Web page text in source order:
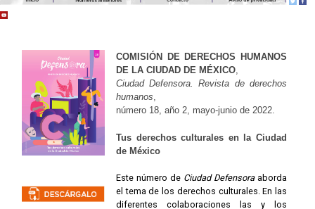
COMISIÓN DE DERECHOS HUMANOS
DE LA CIUDAD DE MÉXICO,
Ciudad Defensora. Revista de derechos
humanos,
número 18, año 2, mayo-junio de 2022.
Tus derechos culturales en la Ciudad
de México
Este número de Ciudad Defensoraaborda
el tema de los derechos culturales. En las
diferentes colaboraciones las y los